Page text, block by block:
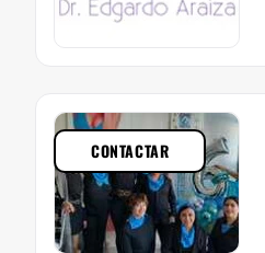
CONTACTAR